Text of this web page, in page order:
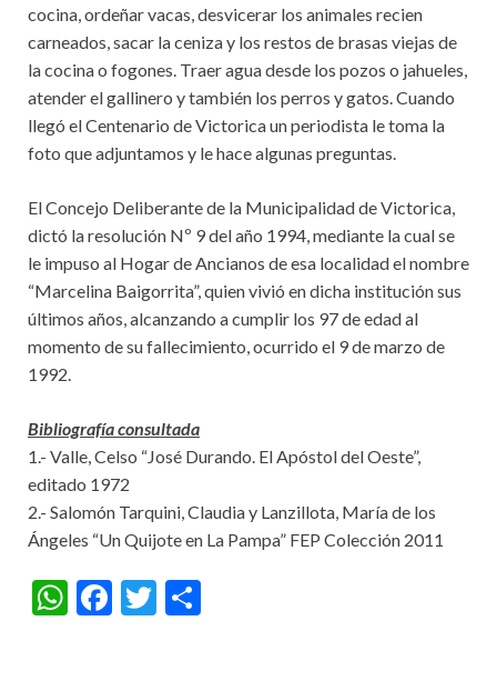
cocina, ordeñar vacas, desvicerar los animales recien
carneados, sacar la ceniza y los restos de brasas viejas de
la cocina o fogones. Traer agua desde los pozos o jahueles,
atender el gallinero y también los perros y gatos. Cuando
llegó el Centenario de Victorica un periodista le toma la
foto que adjuntamos y le hace algunas preguntas.
El Concejo Deliberante de la Municipalidad de Victorica,
dictó la resolución Nº 9 del año 1994, mediante la cual se
le impuso al Hogar de Ancianos de esa localidad el nombre
“Marcelina Baigorrita”, quien vivió en dicha institución sus
últimos años, alcanzando a cumplir los 97 de edad al
momento de su fallecimiento, ocurrido el 9 de marzo de
1992.
Bibliografía consultada
1.- Valle, Celso “José Durando. El Apóstol del Oeste”,
editado 1972
2.- Salomón Tarquini, Claudia y Lanzillota, María de los
Ángeles “Un Quijote en La Pampa” FEP Colección 2011
W F
T